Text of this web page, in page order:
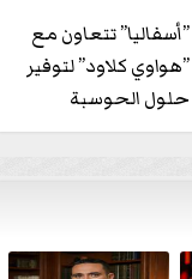
”ماعت جروب” تُجيب؟
”أسفاليا” تتعاون مع
”هواوي كلاود” لتوفير
حلول الحوسبة
السحابية والأمن